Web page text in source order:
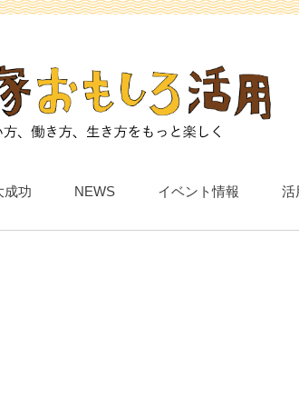
成功 NEWS イベント情報 活